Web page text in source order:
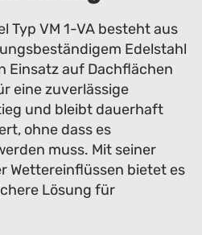
Typ VM 1-VA besteht aus
Edelstahl
Einsatz auf Dachflächen
eine zuverlässige
und bleibt dauerhaft
ohne dass es
muss. Mit seiner
Wettereinflüssen bietet es
Lösung für